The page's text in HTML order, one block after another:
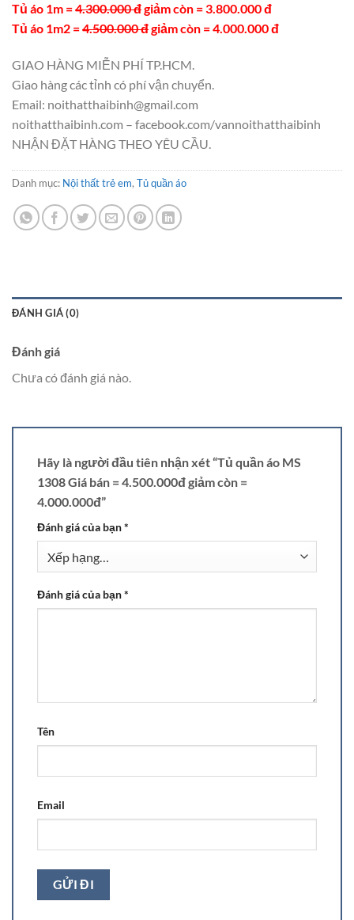
Tủ áo 1m =4.300.000 đgiảm còn = 3.800.000 đ
Tủ áo 1m2 =4.500.000 đgiảm còn = 4.000.000 đ
GIAO HÀNG MIỄN PHÍ TP.HCM.
Giao hàng các tỉnh có phí vận chuyển.
Email: noithatthaibinh@gmail.com
noithatthaibinh.com – facebook.com/vannoithatthaibinh
NHẬN ĐẶT HÀNG THEO YÊU CẦU.
Danh mục: Nội thất trẻ em, Tủ quần áo
ĐÁNH GIÁ (0)
Đánh giá
Chưa có đánh giá nào.
Hãy là người đầu tiên nhận xét “Tủ quần áo MS
1308 Giá bán = 4.500.000đ giảm còn =
4.000.000đ”
Đánh giá của bạn*
Đánh giá của bạn*
Tên
Email